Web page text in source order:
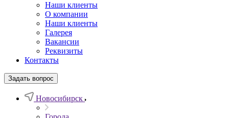
Наши клиенты
О компании
Наши клиенты
Галерея
Вакансии
Реквизиты
Контакты
Задать вопрос
Новосибирск